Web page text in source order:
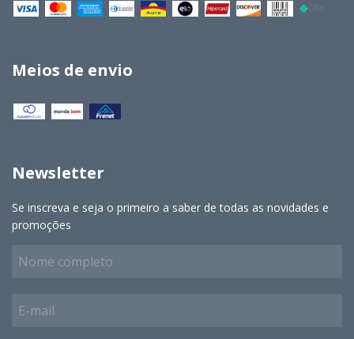
Meios de envio
Newsletter
Se inscreva e seja o primeiro a saber de todas as novidades e
promoções